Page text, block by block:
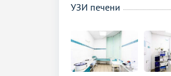
УЗИ печени